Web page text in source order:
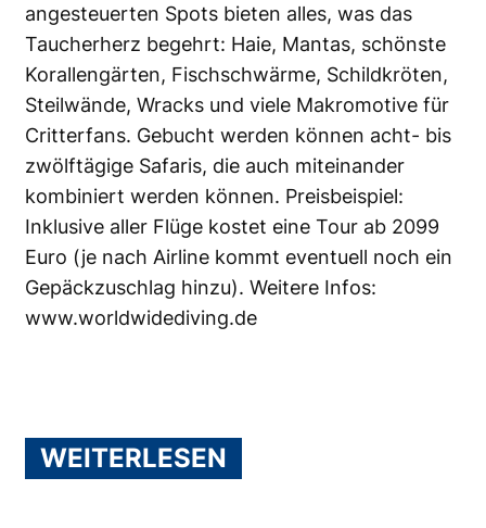
angesteuerten Spots bieten alles, was das
Taucherherz begehrt: Haie, Mantas, schönste
Korallengärten, Fischschwärme, Schildkröten,
Steilwände, Wracks und viele Makromotive für
Critterfans. Gebucht werden können acht- bis
zwölftägige Safaris, die auch miteinander
kombiniert werden können. Preisbeispiel:
Inklusive aller Flüge kostet eine Tour ab 2099
Euro (je nach Airline kommt eventuell noch ein
Gepäckzuschlag hinzu). Weitere Infos:
www.worldwidediving.de
WEITERLESEN